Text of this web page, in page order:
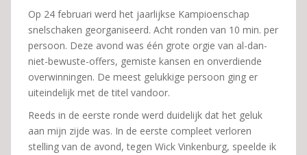
Op 24 februari werd het jaarlijkse Kampioenschap
snelschaken georganiseerd. Acht ronden van 10 min. per
persoon. Deze avond was één grote orgie van al-dan-
niet-bewuste-offers, gemiste kansen en onverdiende
overwinningen. De meest gelukkige persoon ging er
uiteindelijk met de titel vandoor.
Reeds in de eerste ronde werd duidelijk dat het geluk
aan mijn zijde was. In de eerste compleet verloren
stelling van de avond, tegen Wick Vinkenburg, speelde ik